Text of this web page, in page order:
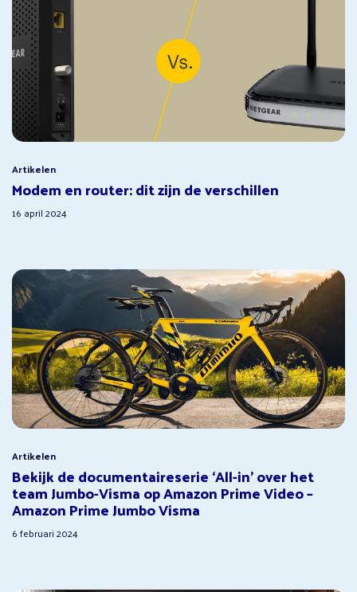
Artikelen
Modem en router: dit zijn de verschillen
16 april 2024
Artikelen
Bekijk de documentaireserie ‘All-in’ over het
team Jumbo-Visma op Amazon Prime Video –
Amazon Prime Jumbo Visma
6 februari 2024